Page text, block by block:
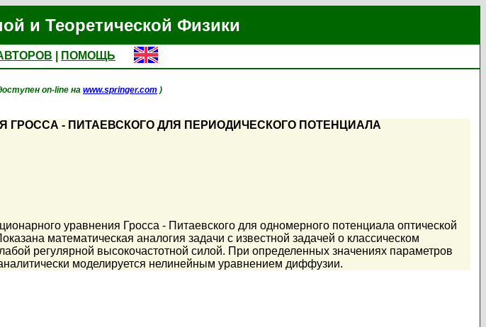
и Теоретической Физики
ПОМОЩЬ
on-line на www.springer.com )
- ПИТАЕВСКОГО ДЛЯ ПЕРИОДИЧЕСКОГО ПОТЕНЦИАЛА
уравнения Гросса - Питаевского для одномерного потенциала оптической
математическая аналогия задачи с известной задачей о классическом
регулярной высокочастотной силой. При определенных значениях параметров
моделируется нелинейным уравнением диффузии.